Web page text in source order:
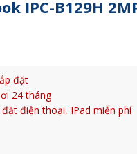
IPC-B129H
đặt
24 tháng
điện thoại, IPad miễn phí